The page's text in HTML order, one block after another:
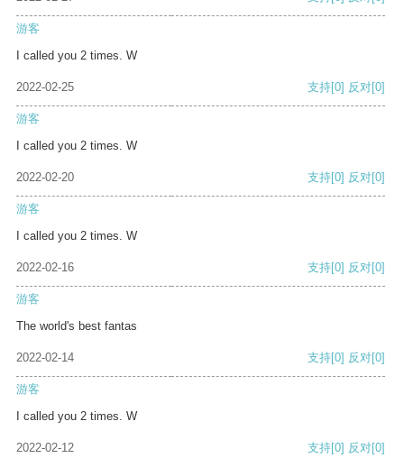
游客
I called you 2 times. W
2022-02-25 支持[0] 反对[0]
游客
I called you 2 times. W
2022-02-20 支持[0] 反对[0]
游客
I called you 2 times. W
2022-02-16 支持[0] 反对[0]
游客
The world's best fantas
2022-02-14 支持[0] 反对[0]
游客
I called you 2 times. W
2022-02-12 支持[0] 反对[0]